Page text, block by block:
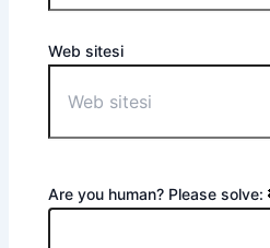
Web sitesi
Are you human? Please solve: